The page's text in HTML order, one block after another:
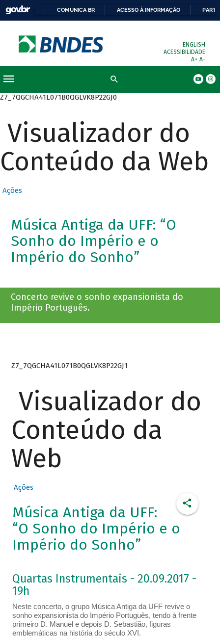
COMUNICA BR ACESSO À INFORMAÇÃO
ENGLISH
ACESSIBILIDADE
A+ A-
Z7_7QGCHA41L071B0QGLVK8P22GJ0
Visualizador do
Conteúdo da Web
Ações
Música Antiga da UFF: “O
Sonho do Império e o
Império do Sonho”
Concerto revive o sonho expansionista do
Império Português.
Z7_7QGCHA41L071B0QGLVK8P22GJ1
Visualizador do
Conteúdo da
Web
Ações
Música Antiga da UFF:
“O Sonho do Império e o
Império do Sonho”
Quartas Instrumentais - 20.09.2017 -
19h
Neste concerto, o grupo Música Antiga da UFF revive o
sonho expansionista do Império Português, tendo à frente
primeiro D. Manuel e depois D. Sebastião, figuras
emblemáticas na história do século XVI.